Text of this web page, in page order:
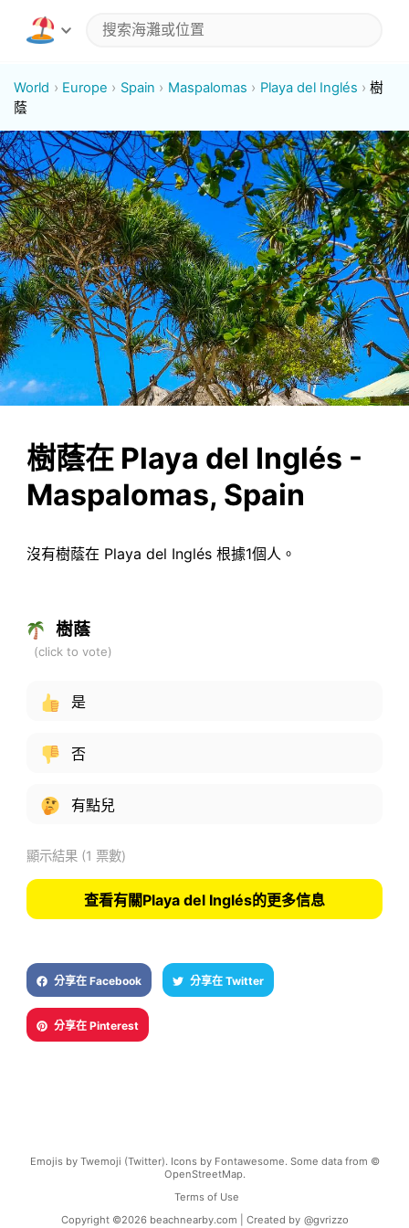
World Europe Spain Maspalomas Playa del Inglés
樹
蔭
樹蔭在 Playa del Inglés -
Maspalomas, Spain
沒有樹蔭在 Playa del Inglés 根據1個人。
樹蔭
是
否
有點兒
顯示結果(1 票數)
查看有關Playa del Inglés的更多信息
分享在 Facebook 分享在 Twitter
分享在 Pinterest
Emojis by Twemoji (Twitter). Icons by Fontawesome. Some data from ©
OpenStreetMap.
Terms of Use
Copyright ©2026 beachnearby.com | Created by @gvrizzo